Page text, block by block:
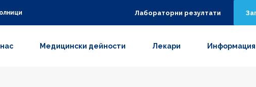
Лабораторни резултати
Медицински дейности Лекари